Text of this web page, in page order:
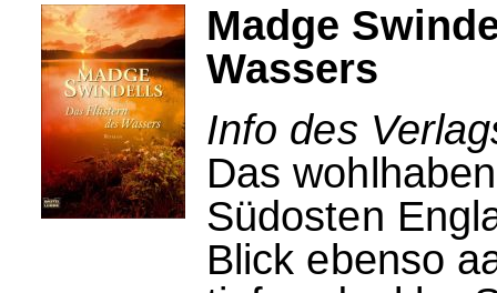
Madge
Wassers
Info des
Das
Südosten
Blick ebenso